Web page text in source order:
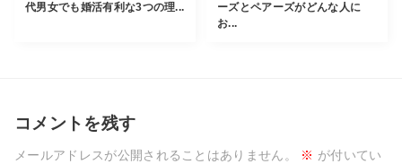
代男女でも婚活有利な3つの理...
ーズとペアーズがどんな人に
お...
コメントを残す
メールアドレスが公開されることはありません。 ※ が付いてい